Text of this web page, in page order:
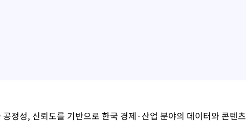
정성, 신뢰도를 기반으로 한국 경제·산업 분야의 데이터와 콘텐츠